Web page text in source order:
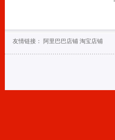
友情链接： 阿里巴巴店铺 淘宝店铺